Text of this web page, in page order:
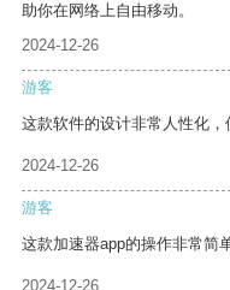
助你在网络上自由移动。
2024-12-26
游客
这款软件的设计非常人性化，
2024-12-26
游客
这款加速器app的操作非常简
2024-12-26